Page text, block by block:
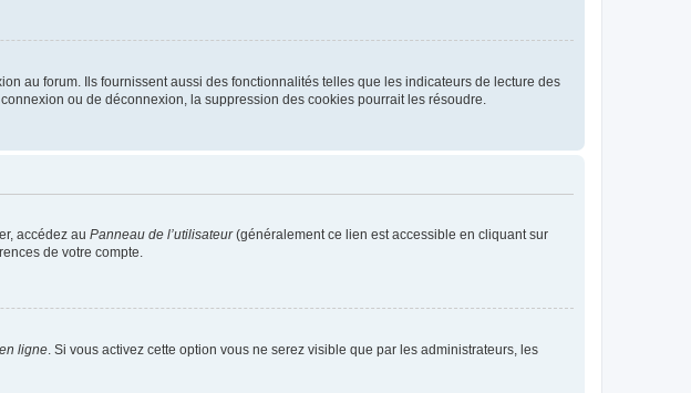
au forum. Ils fournissent aussi des fonctionnalités telles que les indicateurs de lecture des
ou de déconnexion, la suppression des cookies pourrait les résoudre.
accédez au Panneau de l’utilisateur(généralement ce lien est accessible en cliquant sur
de votre compte.
ligne . Si vous activez cette option vous ne serez visible que par les administrateurs, les